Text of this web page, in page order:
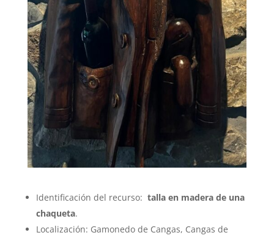
Identificación del recurso: talla en madera de una
chaqueta.
Localización: Gamonedo de Cangas, Cangas de